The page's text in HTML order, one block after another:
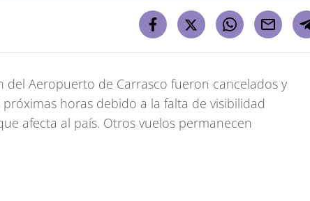
del Aeropuerto de Carrasco fueron cancelados y
horas debido a la falta de visibilidad
afecta al país. Otros vuelos permanecen